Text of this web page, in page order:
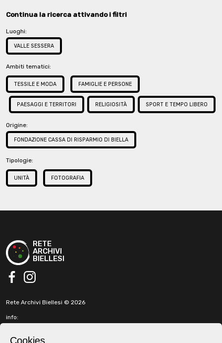
Continua la ricerca attivando i filtri
Luoghi:
VALLE SESSERA
Ambiti tematici:
TESSILE E MODA FAMIGLIE E PERSONE
PAESAGGI E TERRITORI RELIGIOSITÀ SPORT E TEMPO LIBERO
Origine:
FONDAZIONE CASSA DI RISPARMIO DI BIELLA
Tipologie:
UNITÀ FOTOGRAFIA
RETE
ARCHIVI
BIELLESI
Rete Archivi Biellesi © 2026
info:
fabbricadellaruota@gmail.com
Cookies